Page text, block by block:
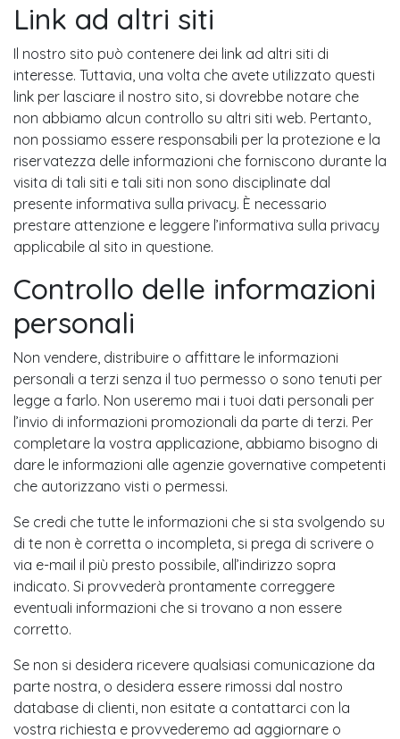
Link ad altri siti
Il nostro sito può contenere dei link ad altri siti di
interesse. Tuttavia, una volta che avete utilizzato questi
link per lasciare il nostro sito, si dovrebbe notare che
non abbiamo alcun controllo su altri siti web. Pertanto,
non possiamo essere responsabili per la protezione e la
riservatezza delle informazioni che forniscono durante la
visita di tali siti e tali siti non sono disciplinate dal
presente informativa sulla privacy. È necessario
prestare attenzione e leggere l’informativa sulla privacy
applicabile al sito in questione.
Controllo delle informazioni
personali
Non vendere, distribuire o affittare le informazioni
personali a terzi senza il tuo permesso o sono tenuti per
legge a farlo. Non useremo mai i tuoi dati personali per
l’invio di informazioni promozionali da parte di terzi. Per
completare la vostra applicazione, abbiamo bisogno di
dare le informazioni alle agenzie governative competenti
che autorizzano visti o permessi.
Se credi che tutte le informazioni che si sta svolgendo su
di te non è corretta o incompleta, si prega di scrivere o
via e-mail il più presto possibile, all’indirizzo sopra
indicato. Si provvederà prontamente correggere
eventuali informazioni che si trovano a non essere
corretto.
Se non si desidera ricevere qualsiasi comunicazione da
parte nostra, o desidera essere rimossi dal nostro
database di clienti, non esitate a contattarci con la
vostra richiesta e provvederemo ad aggiornare o